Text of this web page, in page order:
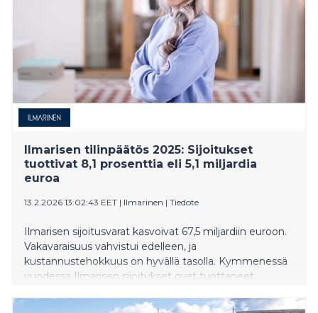
Ilmarisen tilinpäätös 2025: Sijoitukset
tuottivat 8,1 prosenttia eli 5,1 miljardia
euroa
13.2.2026 13:02:43 EET | Ilmarinen | Tiedote
Ilmarisen sijoitusvarat kasvoivat 67,5 miljardiin euroon.
Vakavaraisuus vahvistui edelleen, ja
kustannustehokkuus on hyvällä tasolla. Kymmenessä
vuodessa Ilmarisen sijoitukset ovat tuottaneet
prosenttia on Suomessa.